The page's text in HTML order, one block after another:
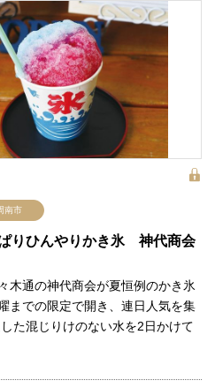
南市
ぱりひんやりかき氷 神代商会
木通の神代商会が夏恒例のかき氷
までの限定で開き、連日人気を集
た混じりけのない水を2日かけて